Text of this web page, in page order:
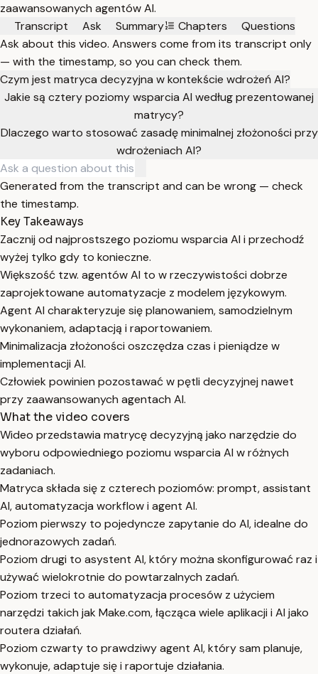
zaawansowanych agentów AI.
Transcript
Ask Summary Chapters
Questions
Ask about this video. Answers come from its transcript only
— with the timestamp, so you can check them.
Czym jest matryca decyzyjna w kontekście wdrożeń AI?
Jakie są cztery poziomy wsparcia AI według prezentowanej
matrycy?
Dlaczego warto stosować zasadę minimalnej złożoności przy
wdrożeniach AI?
Generated from the transcript and can be wrong — check
the timestamp.
Key Takeaways
Zacznij od najprostszego poziomu wsparcia AI i przechodź
wyżej tylko gdy to konieczne.
Większość tzw. agentów AI to w rzeczywistości dobrze
zaprojektowane automatyzacje z modelem językowym.
Agent AI charakteryzuje się planowaniem, samodzielnym
wykonaniem, adaptacją i raportowaniem.
Minimalizacja złożoności oszczędza czas i pieniądze w
implementacji AI.
Człowiek powinien pozostawać w pętli decyzyjnej nawet
przy zaawansowanych agentach AI.
What the video covers
Wideo przedstawia matrycę decyzyjną jako narzędzie do
wyboru odpowiedniego poziomu wsparcia AI w różnych
zadaniach.
Matryca składa się z czterech poziomów: prompt, assistant
AI, automatyzacja workflow i agent AI.
Poziom pierwszy to pojedyncze zapytanie do AI, idealne do
jednorazowych zadań.
Poziom drugi to asystent AI, który można skonfigurować raz i
używać wielokrotnie do powtarzalnych zadań.
Poziom trzeci to automatyzacja procesów z użyciem
narzędzi takich jak Make.com, łącząca wiele aplikacji i AI jako
routera działań.
Poziom czwarty to prawdziwy agent AI, który sam planuje,
wykonuje, adaptuje się i raportuje działania.